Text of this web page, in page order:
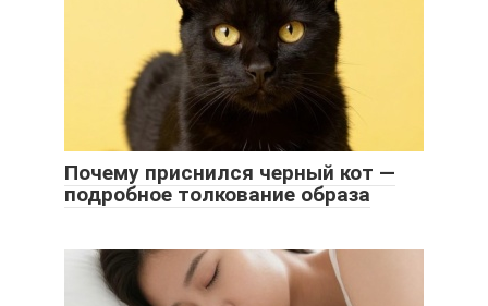
Почему приснился черный кот —
подробное толкование образа